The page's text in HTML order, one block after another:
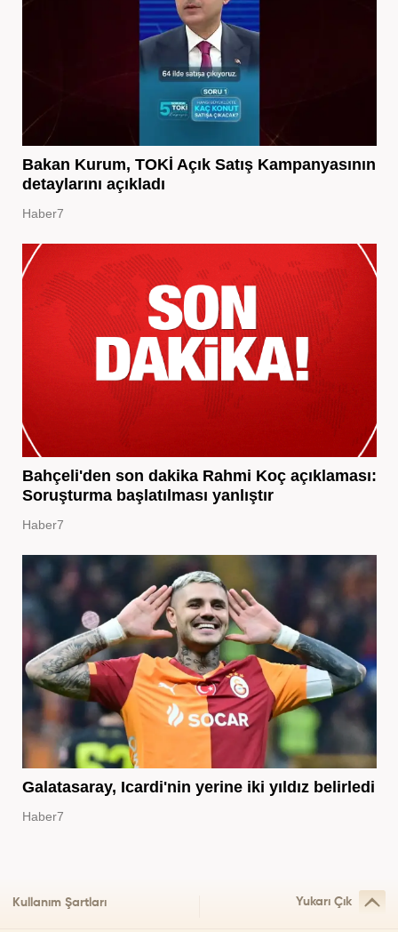
Bakan Kurum, TOKİ Açık Satış Kampanyasının
detaylarını açıkladı
Haber7
Bahçeli'den son dakika Rahmi Koç açıklaması:
Soruşturma başlatılması yanlıştır
Haber7
Galatasaray, Icardi'nin yerine iki yıldız belirledi
Haber7
Kullanım Şartları Yukarı Çık